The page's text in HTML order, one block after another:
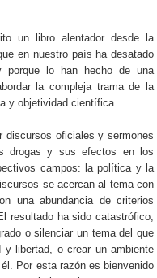
un libro alentador desde la
en nuestro país ha desatado
porque lo han hecho de una
la compleja trama de la
y objetividad científica.
oficiales y sermones
drogas y sus efectos en los
campos: la política y la
se acercan al tema con
una abundancia de criterios
resultado ha sido catastrófico,
o silenciar un tema del que
y libertad, o crear un ambiente
Por esta razón es bienvenido